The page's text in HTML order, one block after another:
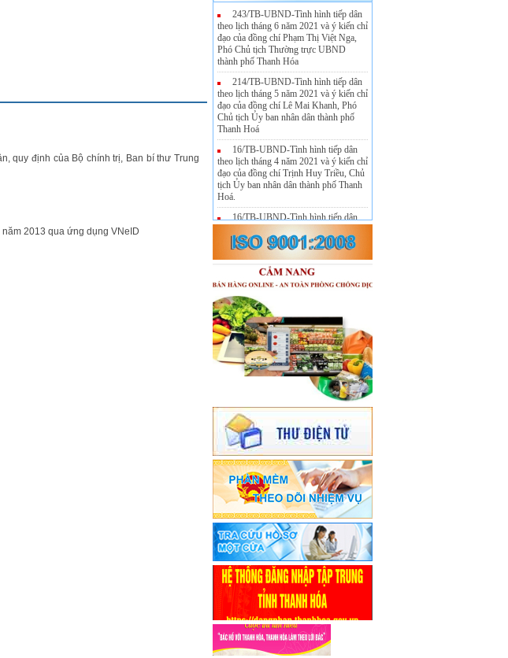
quy định của Bộ chính trị, Ban bí thư Trung
2013 qua ứng dụng VNeID
243/TB-UBND-Tình hình tiếp dân
theo lịch tháng 6 năm 2021 và ý kiến chỉ
đạo của đồng chí Phạm Thị Việt Nga,
Phó Chủ tịch Thường trực UBND
thành phố Thanh Hóa
214/TB-UBND-Tình hình tiếp dân
theo lịch tháng 5 năm 2021 và ý kiến chỉ
đạo của đồng chí Lê Mai Khanh, Phó
Chủ tịch Ủy ban nhân dân thành phố
Thanh Hoá
16/TB-UBND-Tình hình tiếp dân
theo lịch tháng 4 năm 2021 và ý kiến chỉ
đạo của đồng chí Trịnh Huy Triều, Chủ
tịch Ủy ban nhân dân thành phố Thanh
Hoá.
16/TB-UBND-Tình hình tiếp dân
đạo của đồng chí Trịnh Huy Triều, Chủ
tịch Ủy ban nhân dân thành phố Thanh
108/TB-UBND-Tình hình tiếp dân
theo lịch tháng 3 năm 2021 và ý kiến chỉ
đạo của đồng chí Nguyễn Văn Hùng,
Phó Chủ tịch Ủy ban nhân dân thành
phố Thanh Hoá.